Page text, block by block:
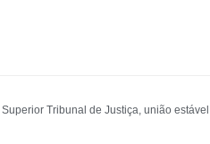
Superior Tribunal de Justiça, união estável